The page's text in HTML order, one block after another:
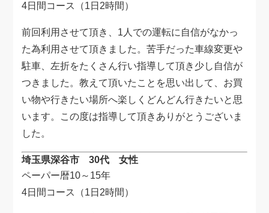
4日間コース（1日2時間）
前回利用させて頂き、1人での運転に自信がなかっ
た為利用させて頂きました。苦手だった車線変更や
駐車、左折をたくさん行い指導して頂き少し自信が
つきました。教えて頂いたことを思い出して、お買
い物や行きたい場所へ楽しくどんどん行きたいと思
います。この度は指導して頂きありがとうございま
した。
埼玉県深谷市 30代 女性
ペーパー暦10～15年
4日間コース（1日2時間）